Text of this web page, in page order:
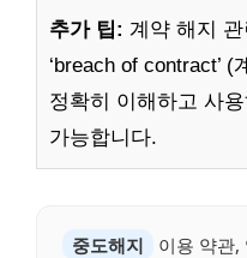
추가 팁: 계약 해지
‘breach of contract’
정확히 이해하고 사
가능합니다.
중도해지
이용 약관,